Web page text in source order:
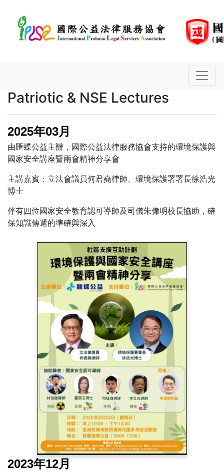
Patriotic & NSE Lectures
2025年03月
由匯蝶公益主辦，國際公益法律服務協會支持的環境保護與
國家安全講座暨兩會精神分享會
主講嘉賓：立法會議員何君堯律師、環境保護署署長徐浩光
博士
伴有四位國家安全教育認可導師及司儀朱偉明校長協助，確
保知識傳遞的準確與深入
2023年12月